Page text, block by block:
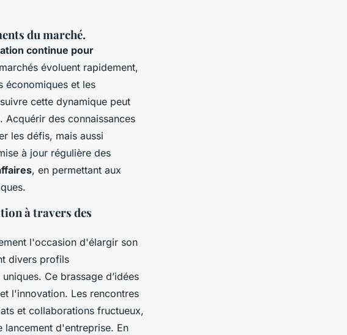
du marché.
continue pour
évoluent rapidement,
économiques et les
cette dynamique peut
Acquérir des connaissances
les défis, mais aussi
à jour régulière des
, en permettant aux
à travers des
l'occasion d'élargir son
divers profils
Ce brassage d’idées
l'innovation. Les rencontres
et collaborations fructueux,
lancement d'entreprise. En